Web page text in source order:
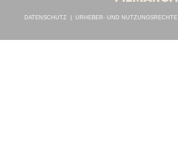
DATENSCHUTZ URHEBER- UND NUTZUNGSRECHTE